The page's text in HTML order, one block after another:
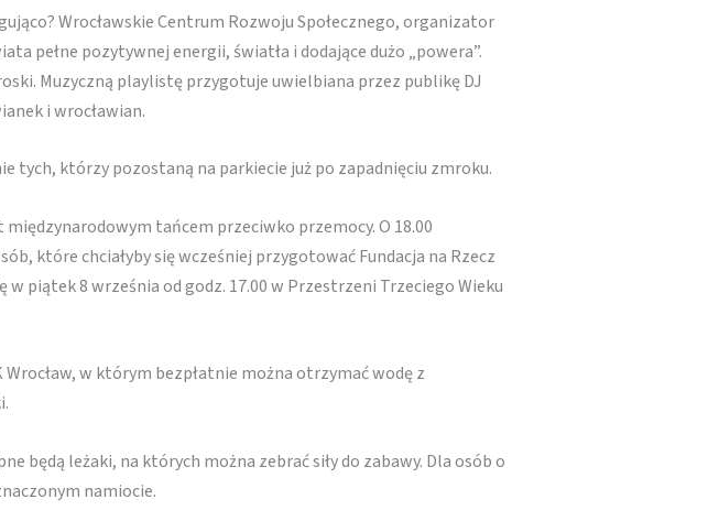
Wrocławskie Centrum Rozwoju Społecznego, organizator
pełne pozytywnej energii, światła i dodające dużo „powera”.
Muzyczną playlistę przygotuje uwielbiana przez publikę DJ
i wrocławian.
tych, którzy pozostaną na parkiecie już po zapadnięciu zmroku.
międzynarodowym tańcem przeciwko przemocy. O 18.00
które chciałyby się wcześniej przygotować Fundacja na Rzecz
piątek 8 września od godz. 17.00 w Przestrzeni Trzeciego Wieku
w którym bezpłatnie można otrzymać wodę z
będą leżaki, na których można zebrać siły do zabawy. Dla osób o
namiocie.